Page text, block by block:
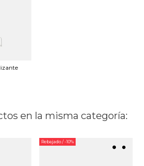
en la misma categoría:
Rebajado/ -10%